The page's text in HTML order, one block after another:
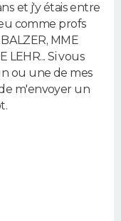
et j'y étais entre
eu comme profs
MME
LEHR... Si vous
ou une de mes
m'envoyer un